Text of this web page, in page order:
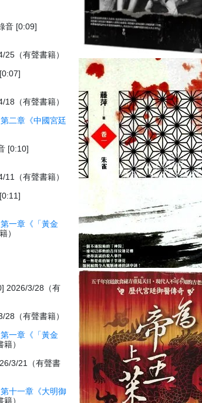
音 [0:09]
（有聲書籍）
（有聲書籍）
二章《中國宮廷
[0:10]
（有聲書籍）
一章《「黃金
）
2026/3/28（有
（有聲書籍）
一章《「黃金
）
3/21（有聲書
十一章《大明御
）